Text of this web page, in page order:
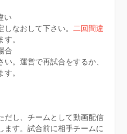
い
なおして下さい。 二回間違
す。
合
。運営で再試合をするか、
。
だし、チームとして動画配信
ます。試合前に相手チームに